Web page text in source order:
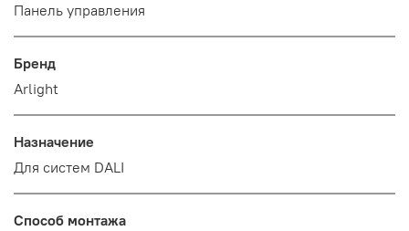
Панель управления
Бренд
Arlight
Назначение
Для систем DALI
Способ монтажа